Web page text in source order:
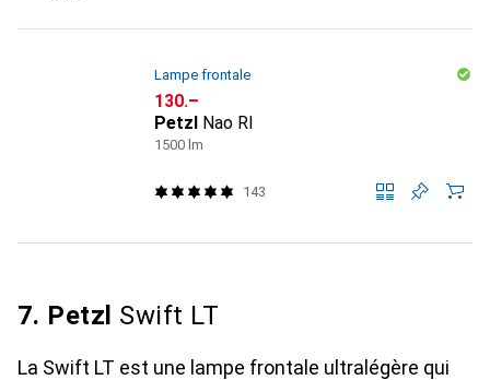
Lampe frontale
CHF
130.–
Petzl Nao Rl
1500 lm
143
7. Petzl Swift LT
La Swift LT est une lampe frontale ultralégère qui